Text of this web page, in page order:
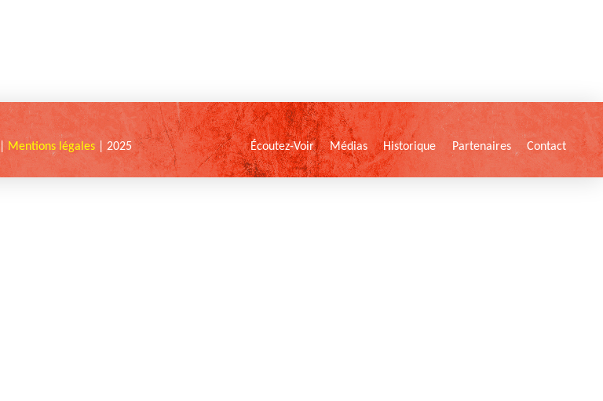
Mentions légales | 2025 Écoutez-Voir Médias Historique Partenaires Contact